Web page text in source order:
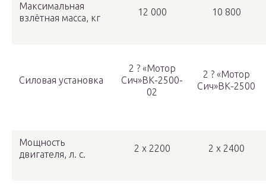
Максимальная
взлётная масса, кг
12 000 10 800
Силовая установка
2 ? «Мотор
Сич»ВК-2500-
02
2 ? «Мотор
Сич»ВК-2500
Мощность
двигателя, л. с.
2 х 2200 2 х 2400